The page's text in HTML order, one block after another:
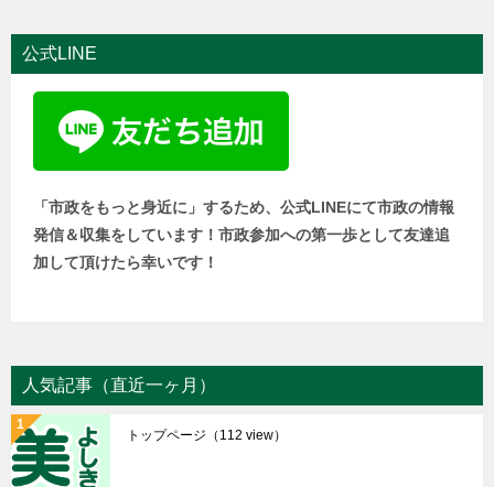
公式LINE
「市政をもっと身近に」するため、公式LINEにて市政の情報
発信＆収集をしています！市政参加への第一歩として友達追
加して頂けたら幸いです！
人気記事（直近一ヶ月）
トップページ （112 view）